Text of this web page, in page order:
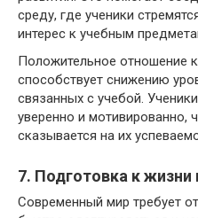
среду, где ученики
интерес к учебным
Положительное отношение
способствует снижению
связанных с учебой.
уверенно и мотивированно,
сказывается на их
7. Подготовка к
Современный мир требует